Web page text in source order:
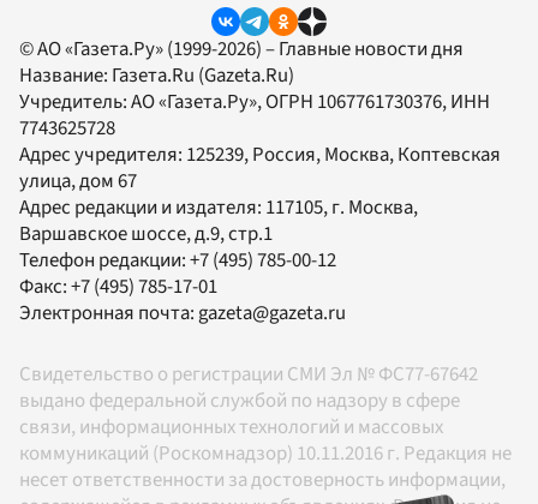
© АО «Газета.Ру» (1999-2026) – Главные новости дня
Название: Газета.Ru (Gazeta.Ru)
Учредитель:АО «Газета.Ру», ОГРН 1067761730376, ИНН
7743625728
Адрес учредителя: 125239, Россия, Москва, Коптевская
улица, дом 67
Адрес редакции и издателя: 117105, г. Москва,
Варшавское шоссе, д.9, стр.1
Телефон редакции:+7 (495) 785-00-12
Факс:+7 (495) 785-17-01
Электронная почта:gazeta@gazeta.ru
Свидетельство о регистрации СМИ Эл № ФС77-67642
выдано федеральной службой по надзору в сфере
связи, информационных технологий и массовых
коммуникаций (Роскомнадзор) 10.11.2016 г. Редакция не
несет ответственности за достоверность информации,